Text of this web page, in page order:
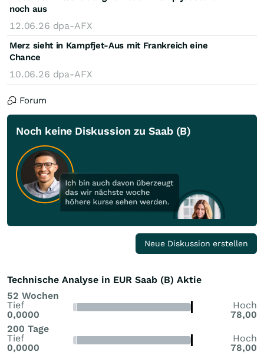
noch aus
12.06.26 dpa-AFX
Merz sieht in Kampfjet-Aus mit Frankreich eine
Chance
10.06.26 dpa-AFX
Forum
Noch keine Diskussion zu Saab (B)
Neue Diskussion erstellen
Technische Analyse in EUR Saab (B) Aktie
52 Wochen
Tief
0,0000
Hoch
78,00
200 Tage
Tief
0,0000
Hoch
78,00